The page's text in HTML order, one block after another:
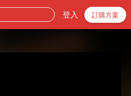
登入 訂購方案